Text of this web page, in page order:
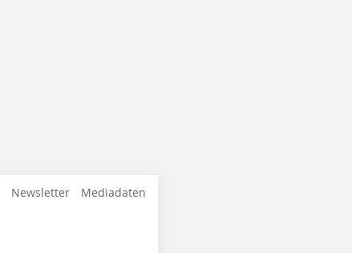
Newsletter Mediadaten